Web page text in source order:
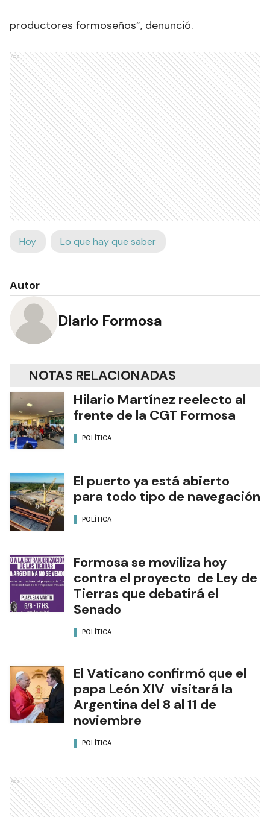
productores formoseños”, denunció.
Ads
Hoy Lo que hay que saber
Autor
Diario Formosa
NOTAS RELACIONADAS
Hilario Martínez reelecto al
frente de la CGT Formosa
POLÍTICA
El puerto ya está abierto
para todo tipo de navegación
POLÍTICA
Formosa se moviliza hoy
contra el proyecto de Ley de
Tierras que debatirá el
Senado
POLÍTICA
El Vaticano confirmó que el
papa León XIV visitará la
Argentina del 8 al 11 de
noviembre
POLÍTICA
Ads